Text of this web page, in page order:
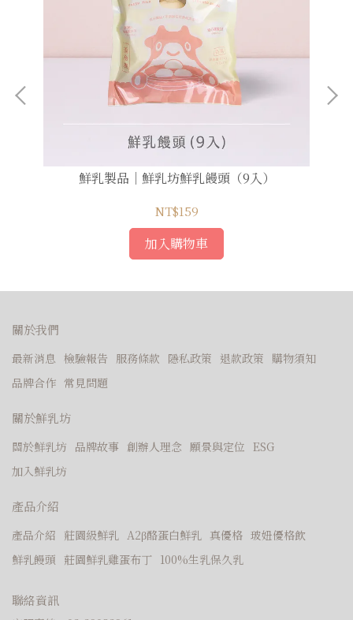
鮮乳製品｜鮮乳坊鮮乳饅頭（9入）
NT$159
加入購物車
關於我們
最新消息 檢驗報告 服務條款 隱私政策 退款政策 購物須知
品牌合作 常見問題
關於鮮乳坊
關於鮮乳坊 品牌故事 創辦人理念 願景與定位 ESG
加入鮮乳坊
產品介紹
產品介紹 莊園級鮮乳 A2β酪蛋白鮮乳 真優格 玻妞優格飲
鮮乳饅頭 莊園鮮乳雞蛋布丁 100%生乳保久乳
聯絡資訊